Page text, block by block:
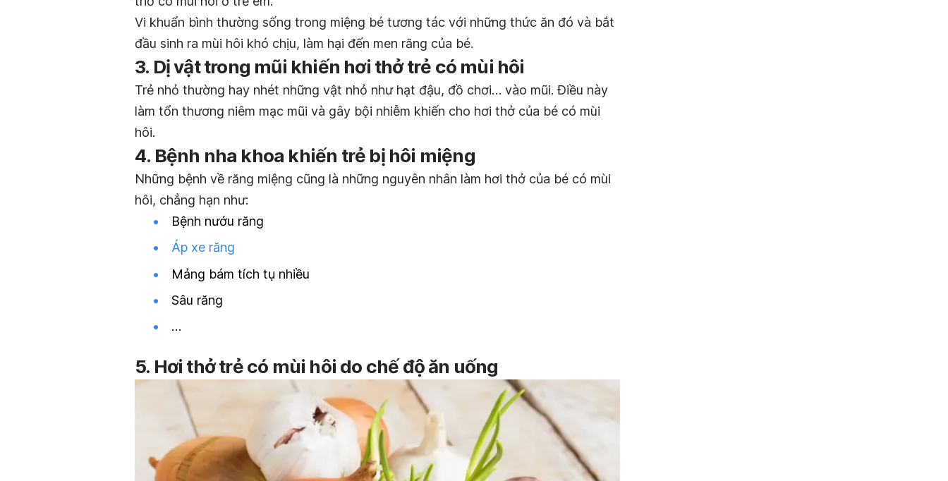
Vi khuẩn bình thường sống trong miệng bé tương tác với những thức ăn đó và bắt
đầu sinh ra mùi hôi khó chịu, làm hại đến men răng của bé.
3. Dị vật trong mũi khiến hơi thở trẻ có mùi hôi
Trẻ nhỏ thường hay nhét những vật nhỏ như hạt đậu, đồ chơi… vào mũi. Điều này
làm tổn thương niêm mạc mũi và gây bội nhiễm khiến cho hơi thở của bé có mùi
hôi.
4. Bệnh nha khoa khiến trẻ bị hôi miệng
Những bệnh về răng miệng cũng là những nguyên nhân làm hơi thở của bé có mùi
hôi, chẳng hạn như:
Bệnh nướu răng
Áp xe răng
Mảng bám tích tụ nhiều
Sâu răng
…
5. Hơi thở trẻ có mùi hôi do chế độ ăn uống